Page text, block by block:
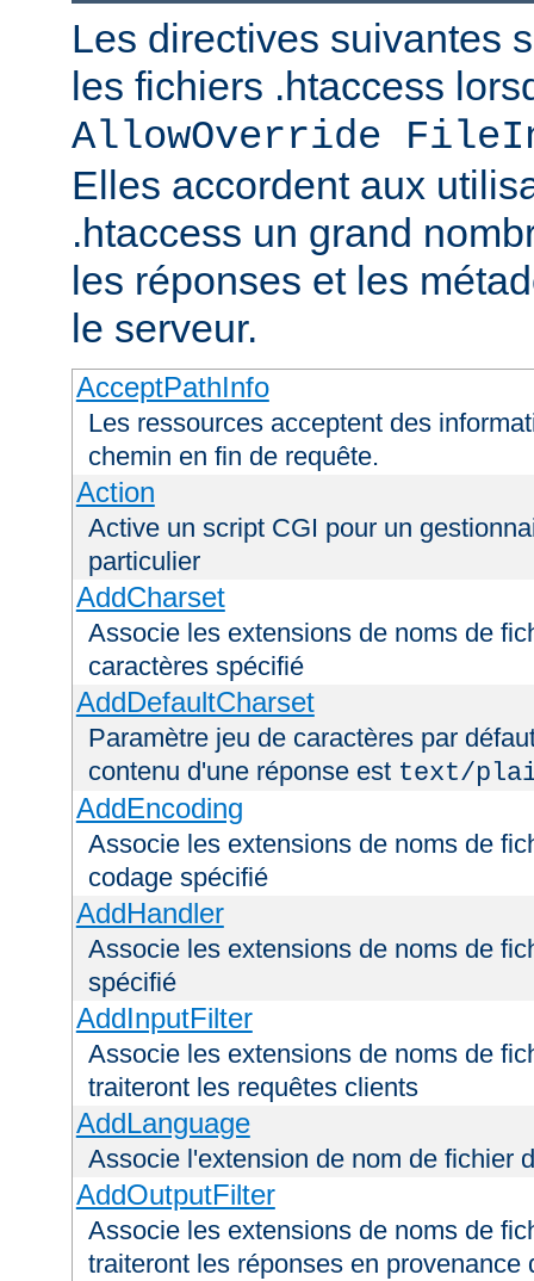
Les directives suivantes
les fichiers .htaccess
AllowOverride
Elles accordent aux
.htaccess un grand
les réponses et les
le serveur.
AcceptPathInfo
Les ressources acceptent des
chemin en fin de requête.
Action
Active un script CGI pour un
particulier
AddCharset
Associe les extensions de noms de
caractères spécifié
AddDefaultCharset
Paramètre jeu de caractères par
contenu d'une réponse est text/
AddEncoding
Associe les extensions de noms de
codage spécifié
AddHandler
Associe les extensions de noms de
spécifié
AddInputFilter
Associe les extensions de noms de
traiteront les requêtes clients
AddLanguage
Associe l'extension de nom de fichier
AddOutputFilter
Associe les extensions de noms de
traiteront les réponses en provenance